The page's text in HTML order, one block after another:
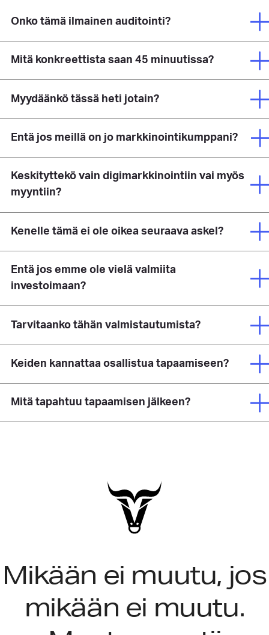
Onko tämä ilmainen auditointi?
Mitä konkreettista saan 45 minuutissa?
Myydäänkö tässä heti jotain?
Entä jos meillä on jo markkinointikumppani?
Keskityttekö vain digimarkkinointiin vai myös
myyntiin?
Kenelle tämä ei ole oikea seuraava askel?
Entä jos emme ole vielä valmiita
investoimaan?
Tarvitaanko tähän valmistautumista?
Keiden kannattaa osallistua tapaamiseen?
Mitä tapahtuu tapaamisen jälkeen?
Mikään ei muutu, jos
mikään ei muutu.